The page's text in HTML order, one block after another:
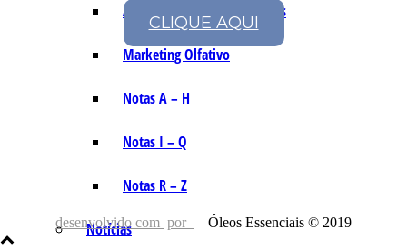
As Notas e Famílias Olfativas
Marketing Olfativo
Notas A – H
Notas I – Q
Notas R – Z
Notícias
CLIQUE AQUI
desenvolvido com por Óleos Essenciais © 2019